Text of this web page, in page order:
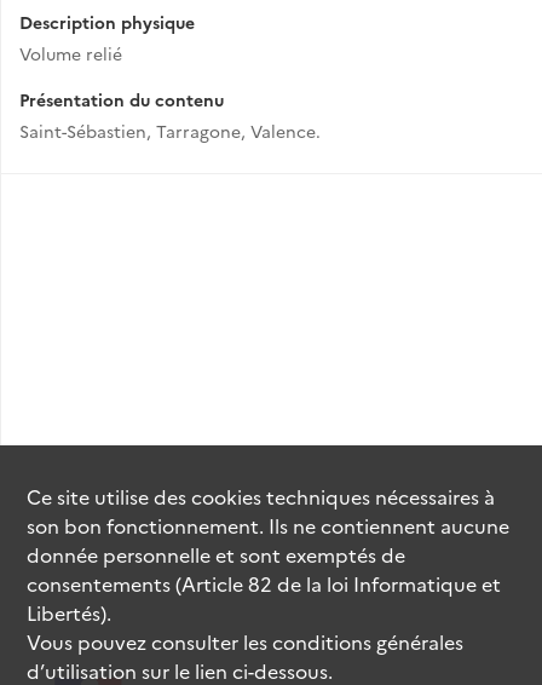
Description physique
Volume relié
Présentation du contenu
Saint-Sébastien, Tarragone, Valence.
Ce site utilise descookiestechniques nécessaires à
son bon fonctionnement. Ils ne contiennent aucune
donnée personnelle et sont exemptés de
consentements (Article 82 de la loi Informatique et
Libertés).
Vous pouvez consulter les conditions générales
d’utilisation sur le lien ci-dessous.